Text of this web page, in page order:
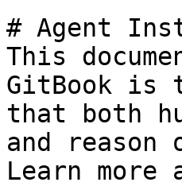
# Agent
This
GitBook is
that both
and
Learn more